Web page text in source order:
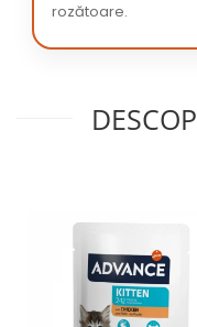
rozătoare.